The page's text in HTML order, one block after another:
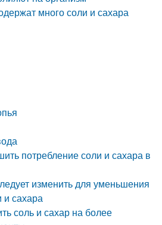
много соли и сахара
потребление соли и сахара в
изменить для уменьшения
и сахара
соль и сахар на более